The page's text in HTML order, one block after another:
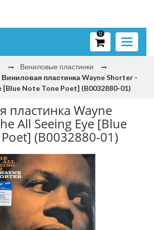
Toggle
0
Виниловые пластинки
Виниловая пластинка Wayne Shorter -
[Blue Note Tone Poet] (B0032880-01)
пластинка Wayne
All Seeing Eye [Blue
(B0032880-01)